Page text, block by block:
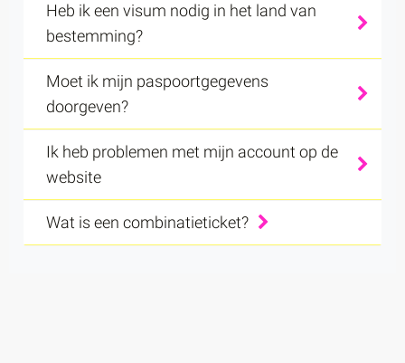
Heb ik een visum nodig in het land van
bestemming?
Moet ik mijn paspoortgegevens
doorgeven?
Ik heb problemen met mijn account op de
website
Wat is een combinatieticket?